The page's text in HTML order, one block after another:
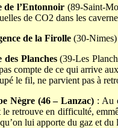
de l’Entonnoir (89-Saint-
de CO2 dans les
de la Firolle (30-Nimes)
des Planches(39-Les
compte de ce qui arrive
le fil, ne parvient pas à
Nègre (46 – Lanzac) : Au
retrouve en difficulté,
lui apporte du gaz et